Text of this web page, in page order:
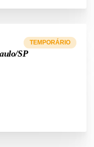
SP
TEMPORÁRIO